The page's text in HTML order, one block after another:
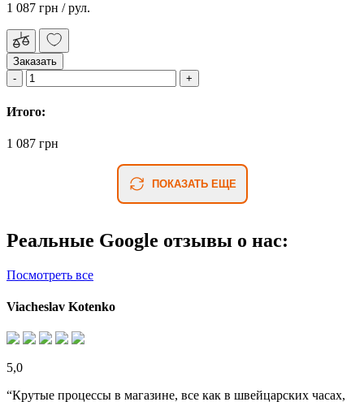
1 087 грн / рул.
Заказать
Итого:
1 087 грн
ПОКАЗАТЬ ЕЩЕ
Реальные Google отзывы о нас:
Посмотреть все
Viacheslav Kotenko
5,0
“Крутые процессы в магазине, все как в швейцарских часах,